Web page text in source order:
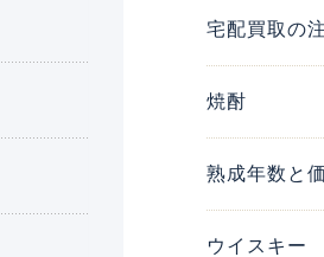
宅配買取の
焼酎
熟成年数と
ウイスキー